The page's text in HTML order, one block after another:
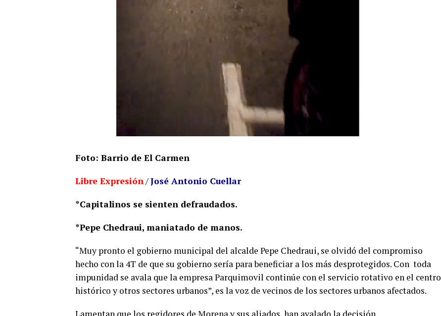
Foto: Barrio de El Carmen
Libre Expresión/José Antonio Cuellar
*Capitalinos se sienten defraudados.
*Pepe Chedraui, maniatado de manos.
“Muy pronto el gobierno municipal del alcalde Pepe Chedraui, se olvidó del compromiso
hecho con la 4T de que su gobierno sería para beneficiar a los más desprotegidos. Con toda
impunidad se avala que la empresa Parquimovil continúe con el servicio rotativo en el centro
histórico y otros sectores urbanos”, es la voz de vecinos de los sectores urbanos afectados.
Lamentan que los regidores de Morena y sus aliados, han avalado la decisión.